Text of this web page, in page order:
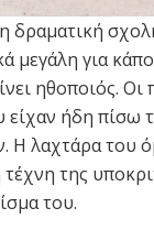
δραματική
μεγάλη για
ηθοποιός. Οι
είχαν ήδη πίσω
Η λαχτάρα του
της
του.